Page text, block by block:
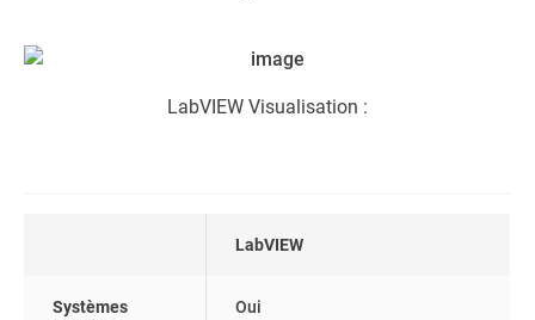
LabVIEW Visualisation :
LabVIEW
Systèmes
Oui